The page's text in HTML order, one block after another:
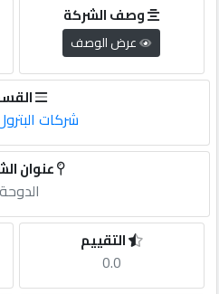
English
اعلانك
مطلوب
وصف الشركة
عرض الوصف
شركات
عنوان
الدوحة
التقييم
0.0